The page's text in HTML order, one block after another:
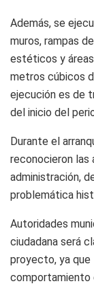
Además, se
muros, rampas
estéticos y
metros cúbicos
ejecución es de
del inicio del
Durante el
reconocieron las
administración,
problemática
Autoridades
ciudadana será
proyecto, ya que
comportamiento